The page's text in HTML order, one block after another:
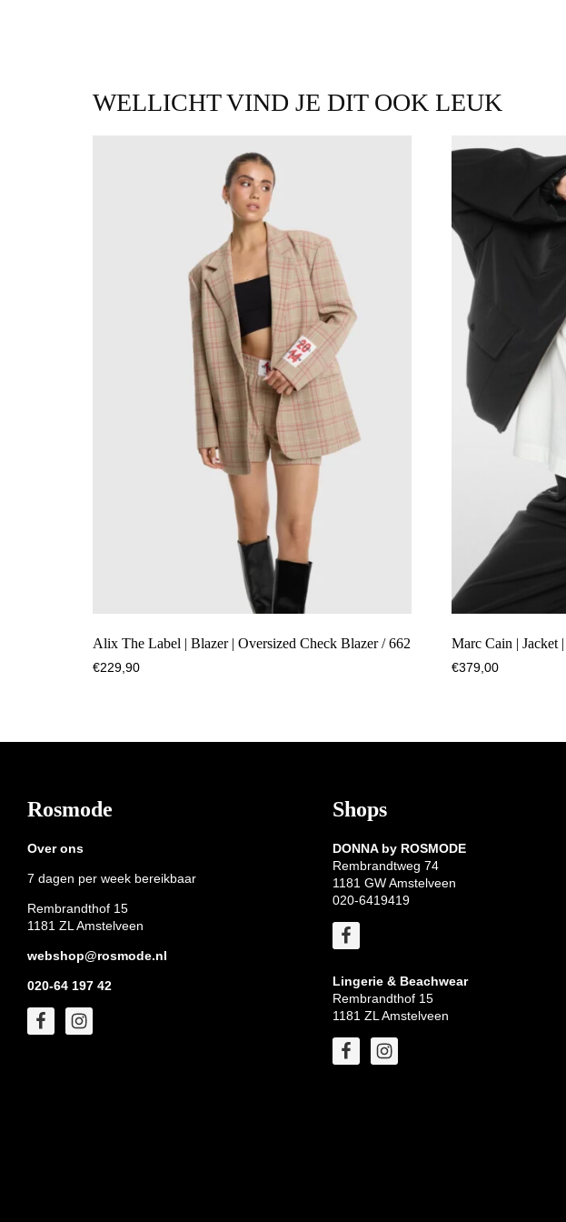
WELLICHT VIND JE DIT OOK LEUK
Alix The Label | Blazer | Oversized Check Blazer / 662
€229,90
Marc Cain | Jacket
€379,00
Footer
Rosmode
Over ons
7 dagen per week bereikbaar
Rembrandthof 15
1181 ZL Amstelveen
webshop@rosmode.nl
020-64 197 42
Shops
DONNA by ROSMODE
Rembrandtweg 74
1181 GW Amstelveen
020-6419419
Lingerie & Beachwear
Rembrandthof 15
1181 ZL Amstelveen